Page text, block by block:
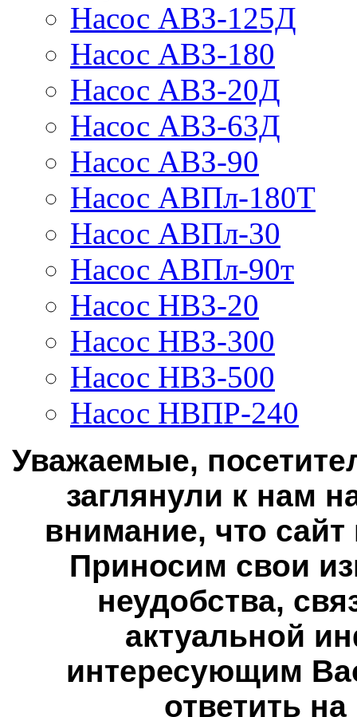
Насос АВЗ-125Д
Насос АВЗ-180
Насос АВЗ-20Д
Насос АВЗ-63Д
Насос АВЗ-90
Насос АВПл-180Т
Насос АВПл-30
Насос АВПл-90т
Насос НВЗ-20
Насос НВЗ-300
Насос НВЗ-500
Насос НВПР-240
Уважаемые,
заглянули к нам
внимание, что сайт
Приносим свои
неудобства,
актуальной
интересующим
ответить